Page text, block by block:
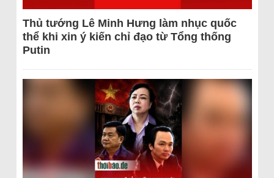
Thủ tướng Lê Minh Hưng làm nhục quốc
thể khi xin ý kiến chỉ đạo từ Tổng thống
Putin